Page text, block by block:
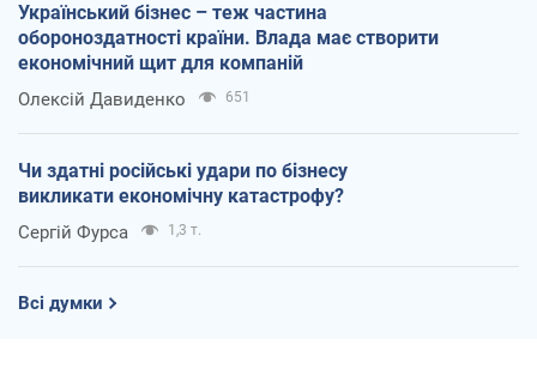
Український бізнес – теж частина
обороноздатності країни. Влада має створити
економічний щит для компаній
Олексій Давиденко 651
Чи здатні російські удари по бізнесу
викликати економічну катастрофу?
Сергій Фурса 1,3 т.
Всі думки